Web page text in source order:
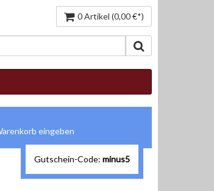
0 Artikel (0,00 €*)
Gutschein-Code: minus5